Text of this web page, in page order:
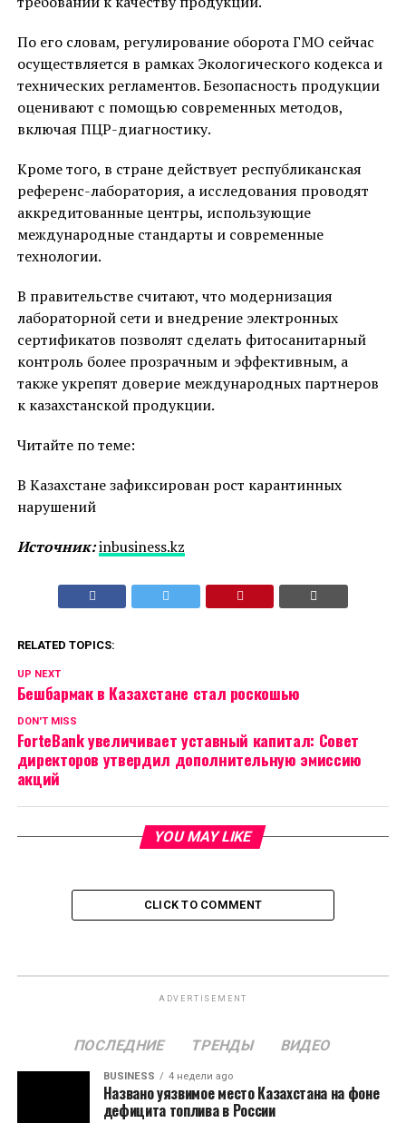
По его словам, регулирование оборота ГМО сейчас
осуществляется в рамках Экологического кодекса и
технических регламентов. Безопасность продукции
оценивают с помощью современных методов,
включая ПЦР-диагностику.
Кроме того, в стране действует республиканская
референс-лаборатория, а исследования проводят
аккредитованные центры, использующие
международные стандарты и современные
технологии.
В правительстве считают, что модернизация
лабораторной сети и внедрение электронных
сертификатов позволят сделать фитосанитарный
контроль более прозрачным и эффективным, а
также укрепят доверие международных партнеров
к казахстанской продукции.
Читайте по теме:
В Казахстане зафиксирован рост карантинных
нарушений
Источник:inbusiness.kz
RELATED TOPICS:
UP NEXT
Бешбармак в Казахстане стал роскошью
DON'T MISS
ForteBank увеличивает уставный капитал: Совет
директоров утвердил дополнительную эмиссию
акций
YOU MAY LIKE
CLICK TO COMMENT
ADVERTISEMENT
ПОСЛЕДНИЕ ТРЕНДЫ ВИДЕО
BUSINESS 4 недели ago
Названо уязвимое место Казахстана на фоне
дефицита топлива в России